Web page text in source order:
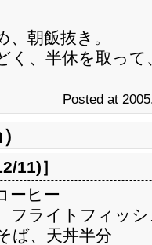
朝飯抜き。
く、半休を取っ
Posted at
11)］
ーヒー
フライトフィッ
ば、天丼半分